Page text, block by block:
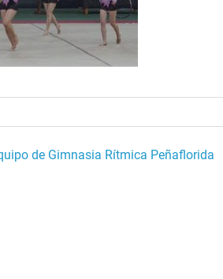
de Gimnasia Rítmica Peñaflorida